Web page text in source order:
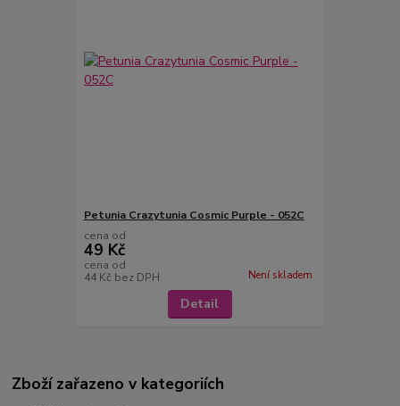
Petunia Crazytunia Cosmic Purple - 052C
cena od
49 Kč
cena od
44 Kč bez DPH Není skladem
Detail
Zboží zařazeno v kategoriích